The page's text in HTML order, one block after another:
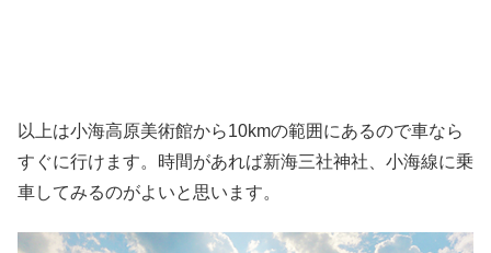
以上は小海高原美術館から10kmの範囲にあるので車なら
すぐに行けます。時間があれば新海三社神社、小海線に乗
車してみるのがよいと思います。